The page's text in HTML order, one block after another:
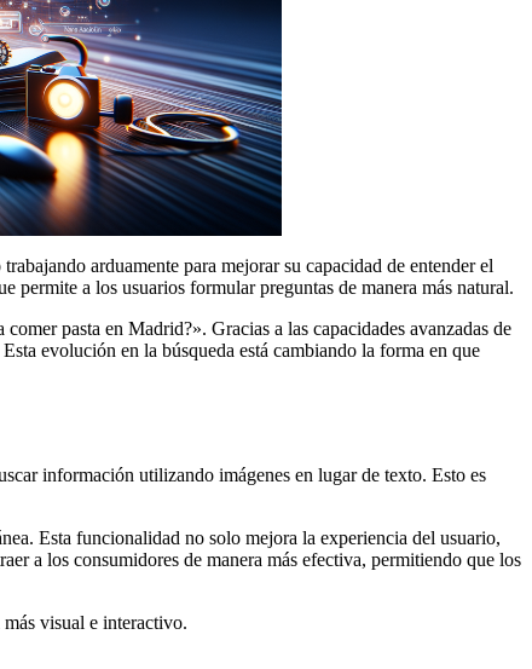
arduamente para mejorar su capacidad de entender el
permite a los usuarios formular preguntas de manera más natural.
pasta en Madrid?». Gracias a las capacidades avanzadas de
evolución en la búsqueda está cambiando la forma en que
información utilizando imágenes en lugar de texto. Esto es
Esta funcionalidad no solo mejora la experiencia del usuario,
a los consumidores de manera más efectiva, permitiendo que los
visual e interactivo.